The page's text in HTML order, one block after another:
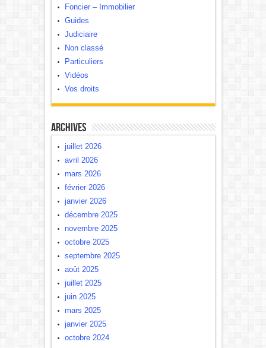
Foncier – Immobilier
Guides
Judiciaire
Non classé
Particuliers
Vidéos
Vos droits
Archives
juillet 2026
avril 2026
mars 2026
février 2026
janvier 2026
décembre 2025
novembre 2025
octobre 2025
septembre 2025
août 2025
juillet 2025
juin 2025
mars 2025
janvier 2025
octobre 2024